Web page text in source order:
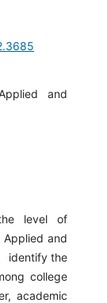
and
level of
and
identify the
college
academic